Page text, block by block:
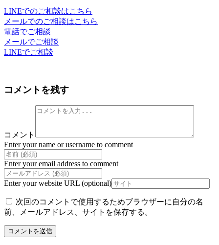
LINEでのご相談はこちら
メールでのご相談はこちら
電話でご相談
メールでご相談
LINEでご相談
コメントを残す
コメント
Enter your name or username to comment
Enter your email address to comment
Enter your website URL (optional)
次回のコメントで使用するためブラウザーに自分の名
前、メールアドレス、サイトを保存する。